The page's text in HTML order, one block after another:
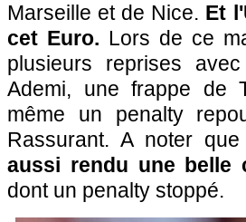
Marseille et de Nice. Et
cet Euro. Lors de ce
plusieurs reprises
Ademi, une frappe de
même un penalty
Rassurant. A noter que
aussi rendu une belle
dont un penalty stoppé.